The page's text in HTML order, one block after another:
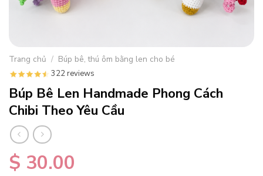
Trang chủ / Búp bê, thú ôm bằng len cho bé
322 reviews
Búp Bê Len Handmade Phong Cách
Chibi Theo Yêu Cầu
$ 30.00